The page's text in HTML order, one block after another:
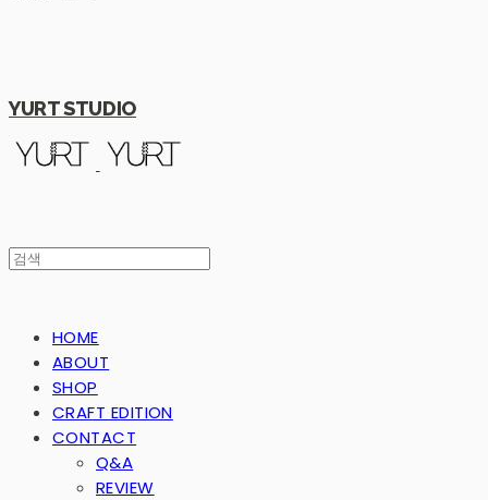
YURT STUDIO
HOME
ABOUT
SHOP
CRAFT EDITION
CONTACT
Q&A
REVIEW